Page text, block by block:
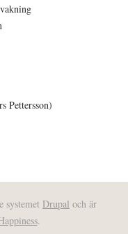
Pettersson)
systemet Drupal och är
.